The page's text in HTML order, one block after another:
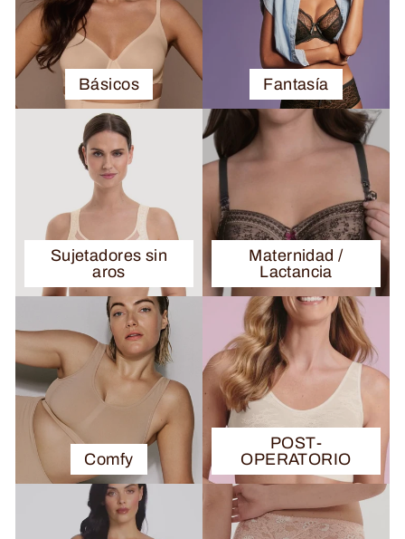
Básicos Fantasía
Sujetadores sin
aros
Maternidad /
Lactancia
Comfy
POST-
OPERATORIO